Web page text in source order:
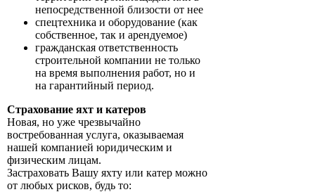
непосредственной близости от нее
спецтехника и оборудование (как
собственное, так и арендуемое)
гражданская ответственность
строительной компании не только
на время выполнения работ, но и
на гарантийный период.
Страхование яхт и катеров
Новая, но уже чрезвычайно
востребованная услуга, оказываемая
нашей компанией юридическим и
физическим лицам.
Застраховать Вашу яхту или катер можно
от любых рисков, будь то: